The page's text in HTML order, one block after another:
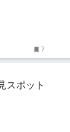
カ屋台村"
7
スポット